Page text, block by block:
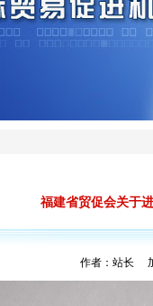
福建省贸促会关于
作者：站长